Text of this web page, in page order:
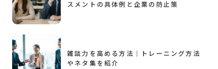
スメントの具体例と企業の防止策
雑談力を高める方法｜トレーニング方法
やネタ集を紹介